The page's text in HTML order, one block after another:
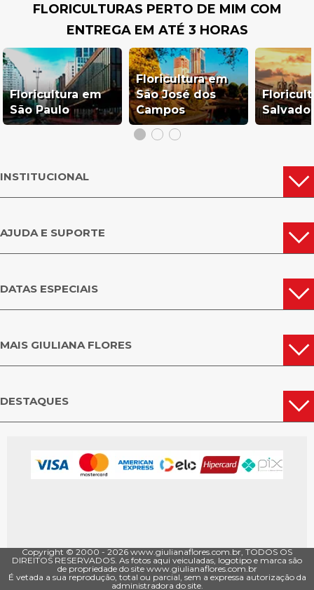
FLORICULTURAS PERTO DE MIM COM
ENTREGA EM ATÉ 3 HORAS
Floricultura em
São Paulo
Floricultura em
São José dos
Campos
INSTITUCIONAL
AJUDA E SUPORTE
DATAS ESPECIAIS
MAIS GIULIANA FLORES
DESTAQUES
Copyright © 2000 - ­2026 www.giulianaflores.com.br, TODOS OS
DIREITOS RESERVADOS. As fotos aqui veiculadas, logotipo e marca são
de propriedade do site www.giulianaflores.com.br
É vetada a sua reprodução, total ou parcial, sem a expressa autorização da
administradora do site.